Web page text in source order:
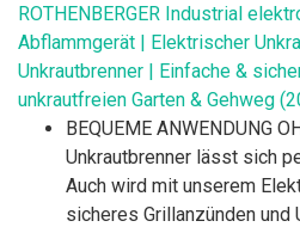
ROTHENBERGER Industrial
Abflammgerät | Elektrischer
Unkrautbrenner | Einfache &
unkrautfreien Garten & Gehweg
BEQUEME ANWENDUNG
Unkrautbrenner lässt sich
Auch wird mit unserem
sicheres Grillanzünden und